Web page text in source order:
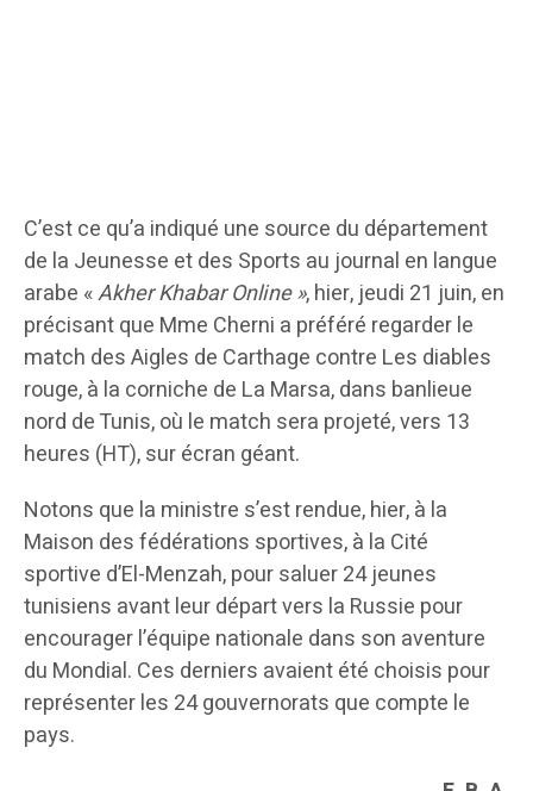
C’est ce qu’a indiqué une source du département
de la Jeunesse et des Sports au journal en langue
arabe «Akher Khabar Online », hier, jeudi 21 juin, en
précisant que Mme Cherni a préféré regarder le
match des Aigles de Carthage contre Les diables
rouge, à la corniche de La Marsa, dans banlieue
nord de Tunis, où le match sera projeté, vers 13
heures (HT), sur écran géant.
Notons que la ministre s’est rendue, hier, à la
Maison des fédérations sportives, à la Cité
sportive d’El-Menzah, pour saluer 24 jeunes
tunisiens avant leur départ vers la Russie pour
encourager l’équipe nationale dans son aventure
du Mondial. Ces derniers avaient été choisis pour
représenter les 24 gouvernorats que compte le
pays.